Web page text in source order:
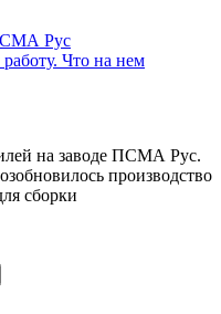
Что на нем
на заводе ПСМА Рус.
производство
сборки